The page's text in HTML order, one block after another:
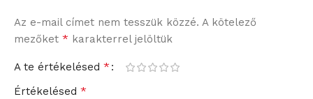
Az e-mail címet nem tesszük közzé. A kötelező
mezőket * karakterrel jelöltük
A te értékelésed *
Értékelésed *